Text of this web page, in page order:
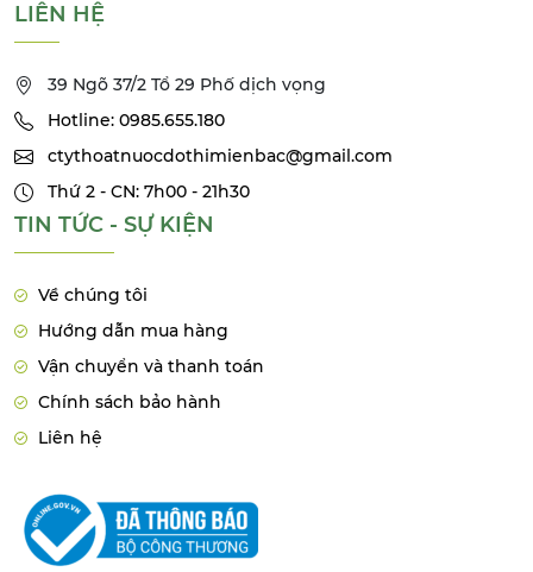
LIÊN HỆ
39 Ngõ 37/2 Tổ 29 Phố dịch vọng
Hotline: 0985.655.180
ctythoatnuocdothimienbac@gmail.com
Thứ 2 - CN: 7h00 - 21h30
TIN TỨC - SỰ KIỆN
Về chúng tôi
Hướng dẫn mua hàng
Vận chuyển và thanh toán
Chính sách bảo hành
Liên hệ